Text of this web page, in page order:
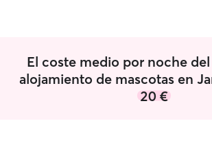
El coste medio por noche
alojamiento de mascotas en
20 €